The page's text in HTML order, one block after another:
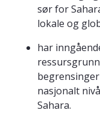
sør for
lokale og
har
nasjonalt
Sahara.